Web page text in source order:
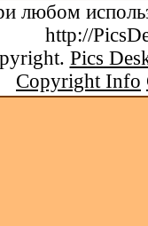
любом
http://
Pics
Copyright Info